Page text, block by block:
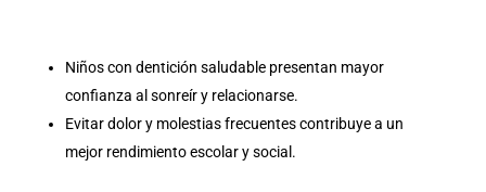
Niños con dentición saludable presentan mayor
confianza al sonreír y relacionarse.
Evitar dolor y molestias frecuentes contribuye a un
mejor rendimiento escolar y social.